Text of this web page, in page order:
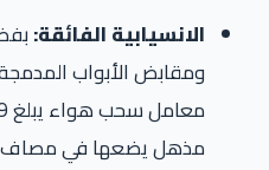
الانسيابية الفائقة:
ومقابض الأبواب
مذهل يضعها في مصاف